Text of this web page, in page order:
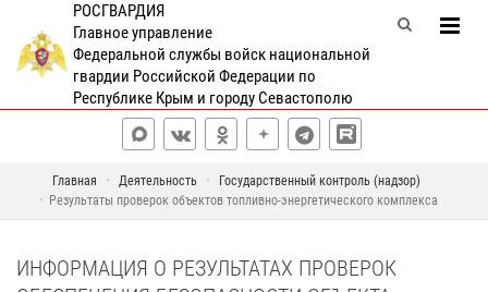
РОСГВАРДИЯ
Главное управление
Федеральной службы войск национальной
гвардии Российской Федерации по
Республике Крым и городу Севастополю
Главная Деятельность
Государственный контроль (надзор)
Результаты проверок объектов топливно-энергетического комплекса
ИНФОРМАЦИЯ О РЕЗУЛЬТАТАХ ПРОВЕРОК